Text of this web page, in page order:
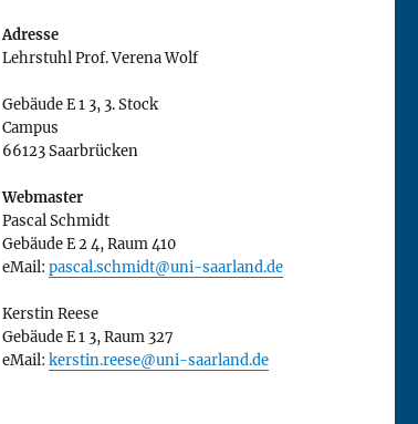
Adresse
Lehrstuhl Prof. Verena Wolf
Gebäude E 1 3, 3. Stock
Campus
66123 Saarbrücken
Webmaster
Pascal Schmidt
Gebäude E 2 4, Raum 410
eMail: pascal.schmidt@uni-saarland.de
Kerstin Reese
Gebäude E 1 3, Raum 327
eMail: kerstin.reese@uni-saarland.de